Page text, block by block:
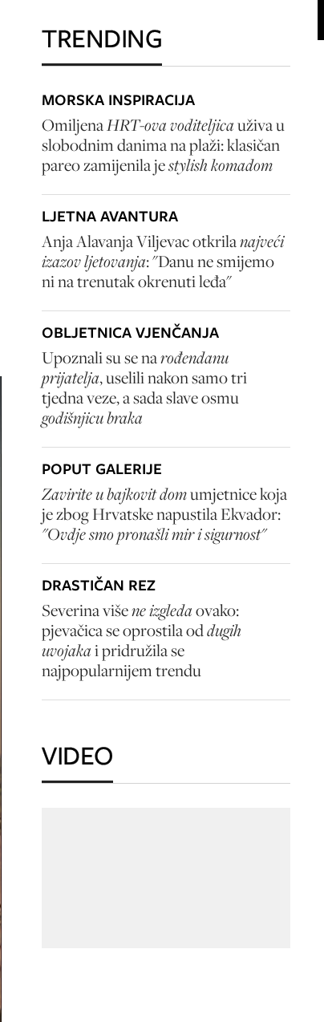
TRENDING
MORSKA INSPIRACIJA
OmiljenaHRT-ova voditeljicauživa u
slobodnim danima na plaži: klasičan
pareo zamijenila jestylish komadom
LJETNA AVANTURA
Anja Alavanja Viljevac otkrilanajveći
izazov ljetovanja: "Danu ne smijemo
ni na trenutak okrenuti leđa"
OBLJETNICA VJENČANJA
Upoznali su se narođendanu
prijatelja, uselili nakon samo tri
tjedna veze, a sada slave osmu
godišnjicu braka
POPUT GALERIJE
Zavirite u bajkovit domumjetnice koja
je zbog Hrvatske napustila Ekvador:
"Ovdje smo pronašli mir i sigurnost"
DRASTIČAN REZ
Severina višene izgledaovako:
pjevačica se oprostila oddugih
uvojakai pridružila se
najpopularnijem trendu
VIDEO